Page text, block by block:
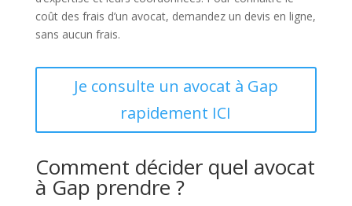
coût des frais d’un avocat, demandez un devis en ligne,
sans aucun frais.
Je consulte un avocat à Gap
rapidement ICI
Comment décider quel avocat
à Gap prendre ?